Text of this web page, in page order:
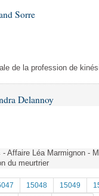
Sorre
de la profession de
Delannoy
Affaire Léa Marmignon -
du meurtrier
15048 15049